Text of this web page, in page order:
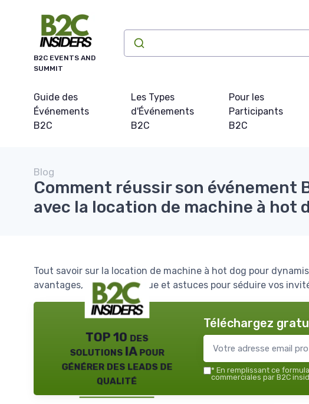
B2C EVENTS AND
SUMMIT
Guide des
Événements
B2C
Les Types
d'Événements
B2C
Pour les
Participants
B2C
Blog
Comment réussir son événement
avec la location de machine à hot
Tout savoir sur la location de machine à hot dog pour
avantages, choix, logistique et astuces pour séduire vos
TOP 10 des
solutions IA pour
générer des leads de
qualité
Téléchargez
* En remplissant ce
commerciales par B2C